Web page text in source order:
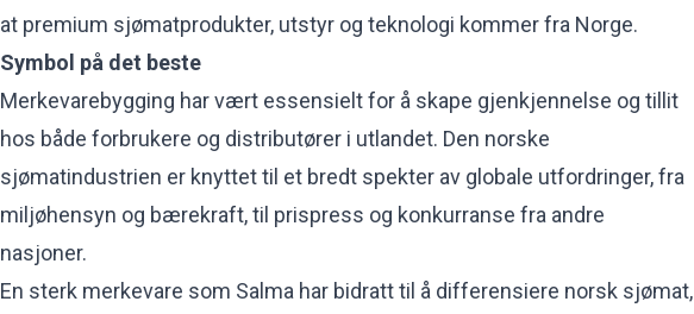
at premium sjømatprodukter, utstyr og teknologi kommer fra Norge.
Symbol på det beste
Merkevarebygging har vært essensielt for å skape gjenkjennelse og tillit
hos både forbrukere og distributører i utlandet. Den norske
sjømatindustrien er knyttet til et bredt spekter av globale utfordringer, fra
miljøhensyn og bærekraft, til prispress og konkurranse fra andre
nasjoner.
En sterk merkevare som Salma har bidratt til å differensiere norsk sjømat,